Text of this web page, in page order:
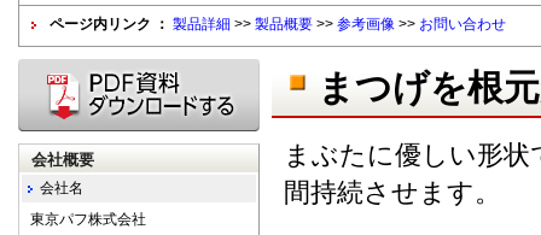
ページ内リンク ： 製品詳細 >> 製品概要 >> 参考画像 >> お問い合わせ
まつげを根
まぶたに優しい形
間持続させます。
会社概要
会社名
東京パフ株式会社